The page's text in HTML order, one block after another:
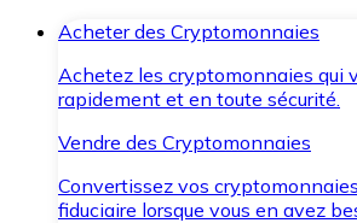
Acheter des Cryptomonnaies
Achetez les cryptomonnaies qui
rapidement et en toute sécurité.
Vendre des Cryptomonnaies
Convertissez vos
fiduciaire lorsque vous en avez